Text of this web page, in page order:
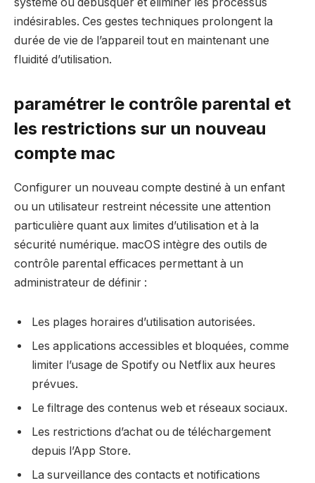
indésirables. Ces gestes techniques prolongent la
durée de vie de l’appareil tout en maintenant une
fluidité d’utilisation.
paramétrer le contrôle parental et
les restrictions sur un nouveau
compte mac
Configurer un nouveau compte destiné à un enfant
ou un utilisateur restreint nécessite une attention
particulière quant aux limites d’utilisation et à la
sécurité numérique. macOS intègre des outils de
contrôle parental efficaces permettant à un
administrateur de définir :
Les plages horaires d’utilisation autorisées.
Les applications accessibles et bloquées, comme
limiter l’usage de Spotify ou Netflix aux heures
prévues.
Le filtrage des contenus web et réseaux sociaux.
Les restrictions d’achat ou de téléchargement
depuis l’App Store.
La surveillance des contacts et notifications